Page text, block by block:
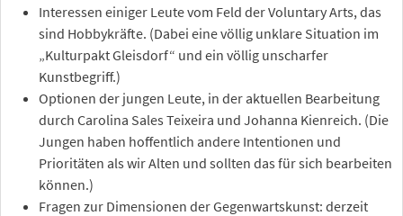
Interessen einiger Leute vom Feld der Voluntary Arts, das
sind Hobbykräfte. (Dabei eine völlig unklare Situation im
„Kulturpakt Gleisdorf“ und ein völlig unscharfer
Kunstbegriff.)
Optionen der jungen Leute, in der aktuellen Bearbeitung
durch Carolina Sales Teixeira und Johanna Kienreich. (Die
Jungen haben hoffentlich andere Intentionen und
Prioritäten als wir Alten und sollten das für sich bearbeiten
können.)
Fragen zur Dimensionen der Gegenwartskunst: derzeit